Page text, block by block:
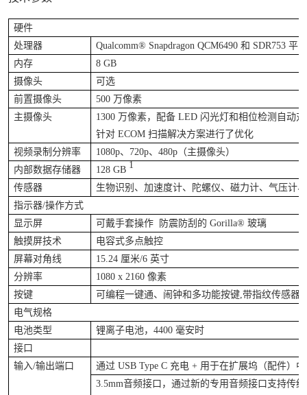
硬件
处理器
Qualcomm® Snapdragon QCM6490和 SDR753平
内存
8 GB
摄像头
可选
前置摄像头
500 万像素
主摄像头
1300 万像素，配备 LED 闪光灯和相位检测自动
针对 ECOM扫描解决方案进行了优化
视频录制分辨率
1080p、 720p、480p （主摄像头）
内部数据存储器
128 GB 1
传感器
生物识别、加速度计、陀螺仪、磁力计、气压计
指示器/操作方式
显示屏
可戴手套操作 防震防刮的 Gorilla®玻璃
触摸屏技术
电容式多点触控
屏幕对角线
15.24 厘米/6英寸
分辨率
1080 x 2160像素
按键
可编程一键通、闹钟和多功能按键,带指纹传感器
电气规格
电池类型
锂离子电池，4400 毫安时
接口
输入/输出端口 通过 USB Type C 充电 + 用于在扩展坞（配件）
3.5mm音频接口，通过新的专用音频接口支持传